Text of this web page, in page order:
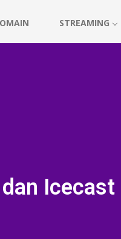
STREAMING
Icecast